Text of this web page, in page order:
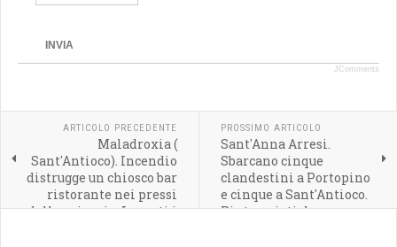
INVIA
JComments
ARTICOLO PRECEDENTE
Maladroxia (
Sant'Antioco). Incendio
distrugge un chiosco bar
ristorante nei pressi
della spiaggia. Ingenti i
PROSSIMO ARTICOLO
Sant'Anna Arresi.
Sbarcano cinque
clandestini a Portopino
e cinque a Sant'Antioco.
Rintracciati da